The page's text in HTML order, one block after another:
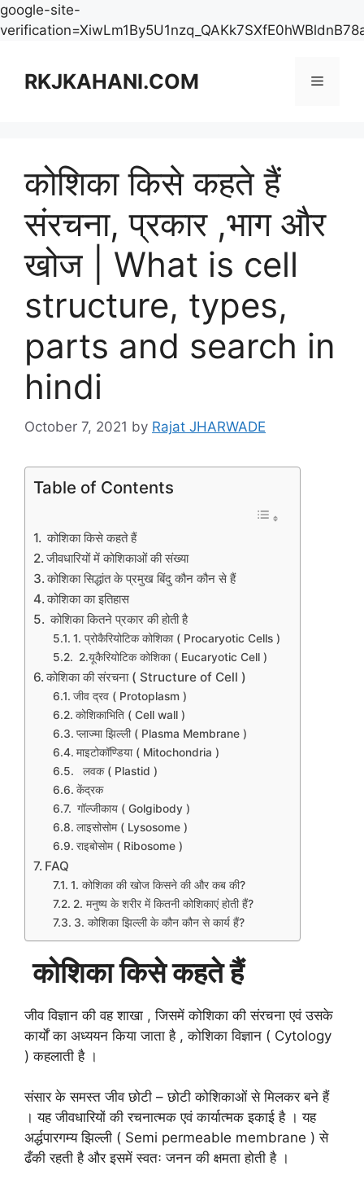
google-site-
contentRKJKAHANI.COM Menu
कोशिका किसे कहते हैं
संरचना, प्रकार ,भाग और
खोज | What is cell
structure, types,
parts and search in
hindi
October 7, 2021 by Rajat JHARWADE
Table of Contents
कोशिका किसे कहते हैं
जीवधारियों में कोशिकाओं की संख्या
कोशिका सिद्धांत के प्रमुख बिंदु कौन कौन से हैं
कोशिका का इतिहास
कोशिका कितने प्रकार की होती है
1. प्रोकैरियोटिक कोशिका ( Procaryotic Cells )
2.यूकैरियोटिक कोशिका ( Eucaryotic Cell )
कोशिका की संरचना ( Structure of Cell )
जीव द्रव ( Protoplasm )
कोशिकाभिति ( Cell wall )
प्लाज्मा झिल्ली ( Plasma Membrane )
माइटोकॉण्डिया ( Mitochondria )
लवक ( Plastid )
केंद्रक
गॉल्जीकाय ( Golgibody )
लाइसोसोम ( Lysosome )
राइबोसोम ( Ribosome )
FAQ
1. कोशिका की खोज किसने की और कब की?
2. मनुष्य के शरीर में कितनी कोशिकाएं होती हैं?
3. कोशिका झिल्ली के कौन कौन से कार्य हैं?
कोशिका किसे कहते हैं
जीव विज्ञान की वह शाखा , जिसमें कोशिका की संरचना एवं उसके
कार्यों का अध्ययन किया जाता है , कोशिका विज्ञान ( Cytology
) कहलाती है ।
संसार के समस्त जीव छोटी – छोटी कोशिकाओं से मिलकर बने हैं
। यह जीवधारियों की रचनात्मक एवं कार्यात्मक इकाई है । यह
अर्द्धपारगम्य झिल्ली ( Semi permeable membrane ) से
ढँकी रहती है और इसमें स्वतः जनन की क्षमता होती है ।